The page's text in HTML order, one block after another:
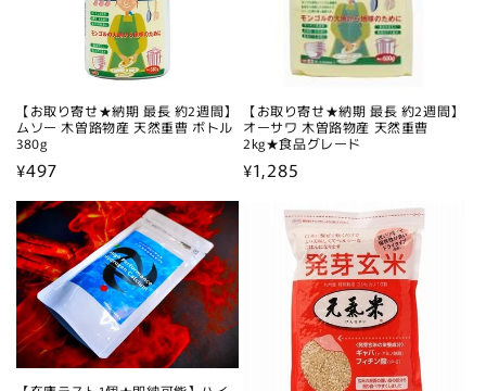
【お取り寄せ★納期 最長 約2週間】
ムソー 木曽路物産 天然重曹 ボトル
380g
通
常
価
格
¥497
【お取り寄せ★納期 最長 約2週間】
オーサワ 木曽路物産 天然重曹
2kg★食品グレード
通
¥1,285